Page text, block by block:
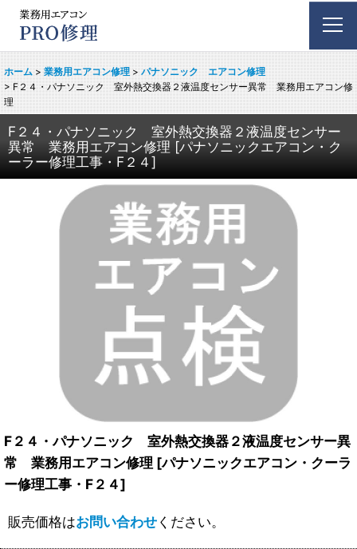
ホーム > 業務用エアコン修理 > パナソニック エアコン修理
> F２４・パナソニック 室外熱交換器２液温度センサー異常 業務用エアコン修
理
F２４・パナソニック 室外熱交換器２液温度センサー
異常 業務用エアコン修理 [パナソニックエアコン・ク
ーラー修理工事・F２４]
F２４・パナソニック 室外熱交換器２液温度センサー異
常 業務用エアコン修理 [パナソニックエアコン・クーラ
ー修理工事・F２４]
販売価格はお問い合わせください。